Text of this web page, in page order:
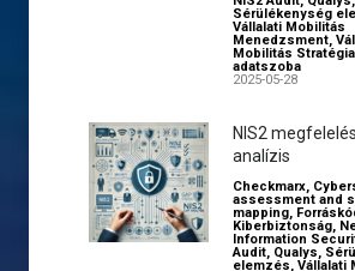
Sérülékenység
Vállalati Mobilitás
Menedzsment,
Mobilitás Stratégia
adatszoba
2025-05-28
NIS2
analízis
Checkmarx,
assessment and
mapping,
Kiberbiztonság,
Information
Audit, Qualys,
elemzés, Vállalati